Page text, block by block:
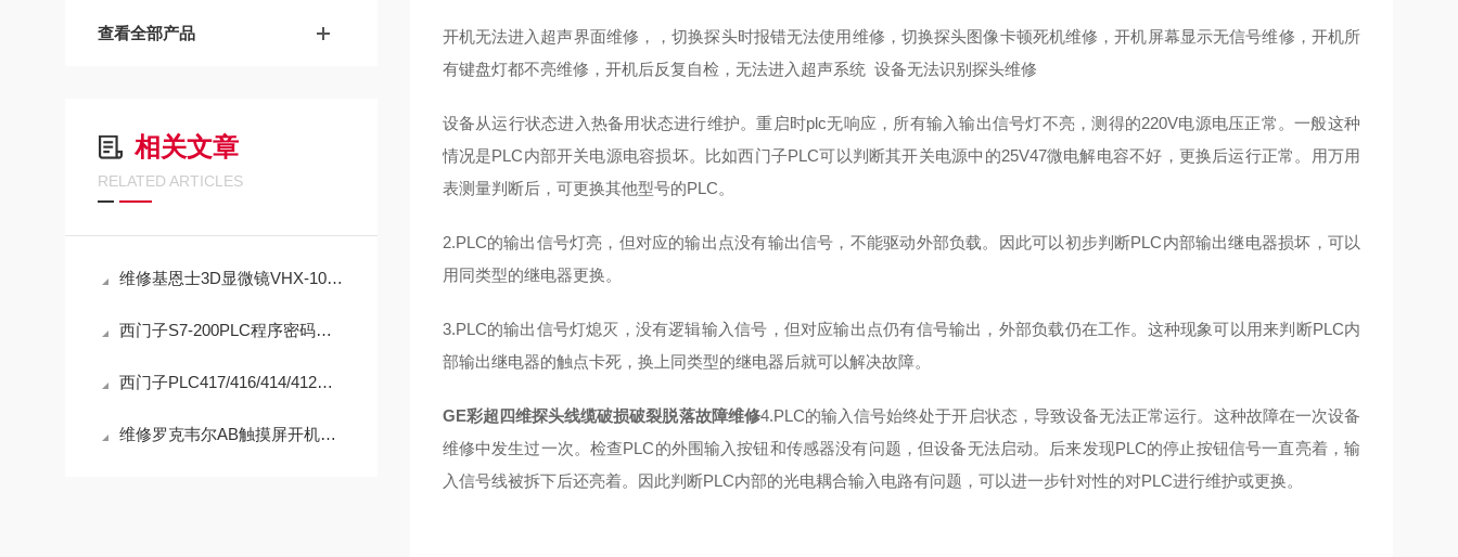
查看全部产品
相关文章
RELATED ARTICLES
维修基恩士3D显微镜VHX-1000开机没反应不亮（芯片级修理）
西门子S7-200PLC程序密码忘记解密/无损破解方法
西门子PLC417/416/414/412开机指示灯全亮全闪维修方法
维修罗克韦尔AB触摸屏开机死机卡机不动（芯片级修理）
开机无法进入超声界面维修，，切换探头时报错无法使用维修，切换探头图像卡顿死机维修，开机屏幕显示无信号维修，开机所
有键盘灯都不亮维修，开机后反复自检，无法进入超声系统 设备无法识别探头维修
设备从运行状态进入热备用状态进行维护。重启时plc无响应，所有输入输出信号灯不亮，测得的220V电源电压正常。一般这种
情况是PLC内部开关电源电容损坏。比如西门子PLC可以判断其开关电源中的25V47微电解电容不好，更换后运行正常。用万用
表测量判断后，可更换其他型号的PLC。
2.PLC的输出信号灯亮，但对应的输出点没有输出信号，不能驱动外部负载。因此可以初步判断PLC内部输出继电器损坏，可以
用同类型的继电器更换。
3.PLC的输出信号灯熄灭，没有逻辑输入信号，但对应输出点仍有信号输出，外部负载仍在工作。这种现象可以用来判断PLC内
部输出继电器的触点卡死，换上同类型的继电器后就可以解决故障。
GE彩超四维探头线缆破损破裂脱落故障维修4.PLC的输入信号始终处于开启状态，导致设备无法正常运行。这种故障在一次设备
维修中发生过一次。检查PLC的外围输入按钮和传感器没有问题，但设备无法启动。后来发现PLC的停止按钮信号一直亮着，输
入信号线被拆下后还亮着。因此判断PLC内部的光电耦合输入电路有问题，可以进一步针对性的对PLC进行维护或更换。